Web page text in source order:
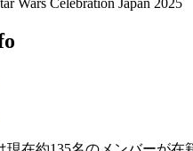
Wars Celebration Japan 2025